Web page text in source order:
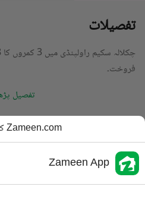
تفصیلات
فروخت۔
تفصیل
فلیٹ
قیمت
89 لاکھ
باتھ
رقبہ
7.9 مرلہ
Zameen.com کو دیکھیں...
Zameen App